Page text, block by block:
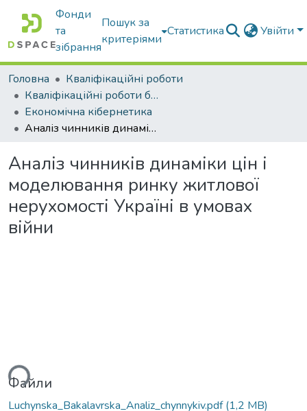
Фонди
та
зібрання
Пошук за
критеріями
Статистика Увійти
Головна
Кваліфікаційні роботи
Кваліфікаційні роботи бакалаврів
Економічна кібернетика
Аналіз чинників динаміки цін і моделювання ринку житлової нерухомості Україні в умовах війни
Аналіз чинників динаміки цін і
моделювання ринку житлової
нерухомості Україні в умовах
війни
Файли
Luchynska_Bakalavrska_Analiz_chynnykiv.pdf(1,2 MB)